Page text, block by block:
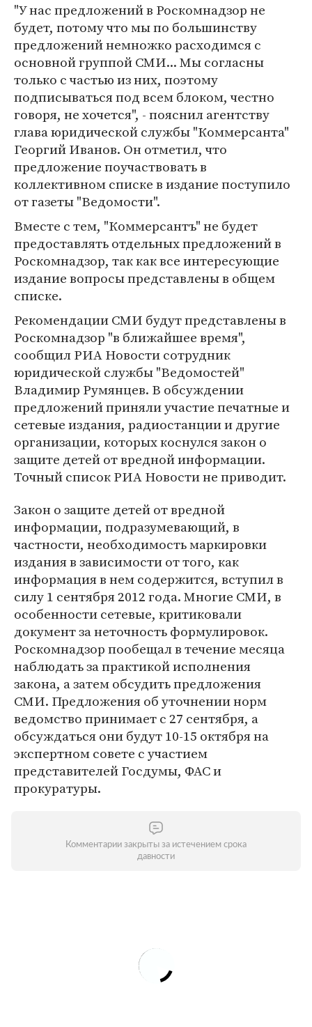
"У нас предложений в Роскомнадзор не
будет, потому что мы по большинству
предложений немножко расходимся с
основной группой СМИ... Мы согласны
только с частью из них, поэтому
подписываться под всем блоком, честно
говоря, не хочется", - пояснил агентству
глава юридической службы "Коммерсанта"
Георгий Иванов. Он отметил, что
предложение поучаствовать в
коллективном списке в издание поступило
от газеты "Ведомости".
Вместе с тем, "Коммерсантъ" не будет
предоставлять отдельных предложений в
Роскомнадзор, так как все интересующие
издание вопросы представлены в общем
списке.
Рекомендации СМИ будут представлены в
Роскомнадзор "в ближайшее время",
сообщил РИА Новости сотрудник
юридической службы "Ведомостей"
Владимир Румянцев. В обсуждении
предложений приняли участие печатные и
сетевые издания, радиостанции и другие
организации, которых коснулся закон о
защите детей от вредной информации.
Точный список РИА Новости не приводит.
Закон о защите детей от вредной
информации, подразумевающий, в
частности, необходимость маркировки
издания в зависимости от того, как
информация в нем содержится, вступил в
силу 1 сентября 2012 года. Многие СМИ, в
особенности сетевые, критиковали
документ за неточность формулировок.
Роскомнадзор пообещал в течение месяца
наблюдать за практикой исполнения
закона, а затем обсудить предложения
СМИ. Предложения об уточнении норм
ведомство принимает с 27 сентября, а
обсуждаться они будут 10-15 октября на
экспертном совете с участием
представителей Госдумы, ФАС и
прокуратуры.
Комментарии закрыты за истечением срока
давности